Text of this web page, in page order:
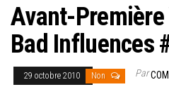
Avant-
Bad Influences
29 octobre 2010 Non Par